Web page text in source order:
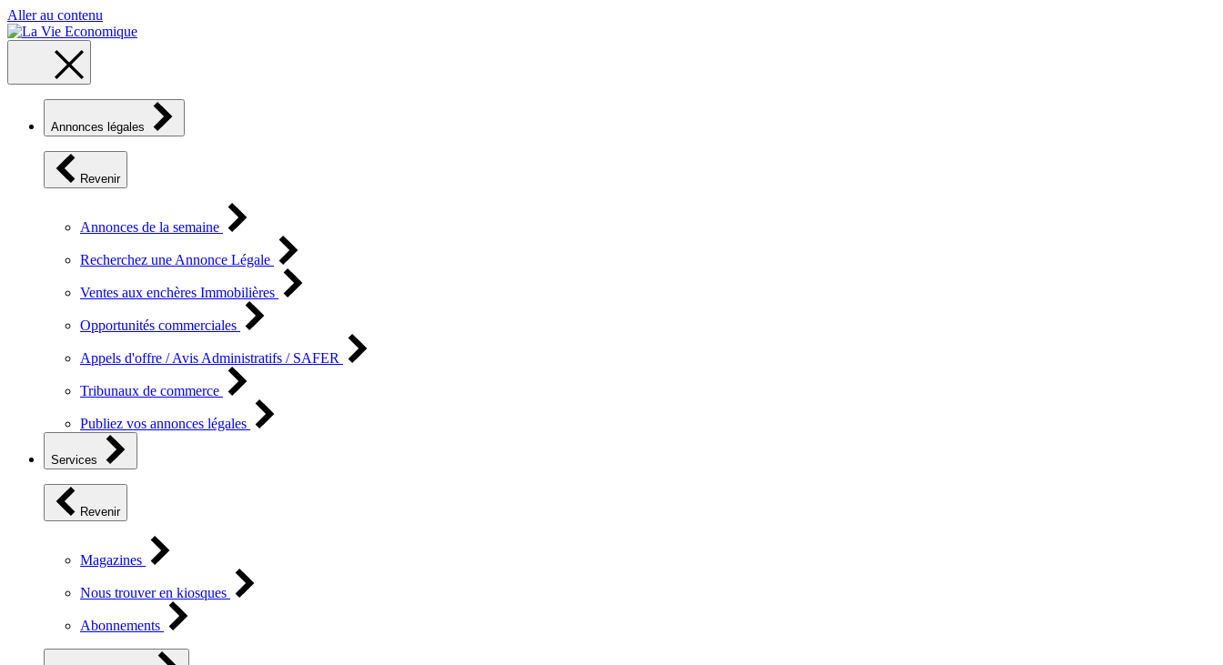
Aller au contenu
Annonces légales
Revenir
Annonces de la semaine
Recherchez une Annonce Légale
Ventes aux enchères Immobilières
Opportunités commerciales
Appels d'offre / Avis Administratifs / SAFER
Tribunaux de commerce
Publiez vos annonces légales
Services
Revenir
Magazines
Nous trouver en kiosques
Abonnements